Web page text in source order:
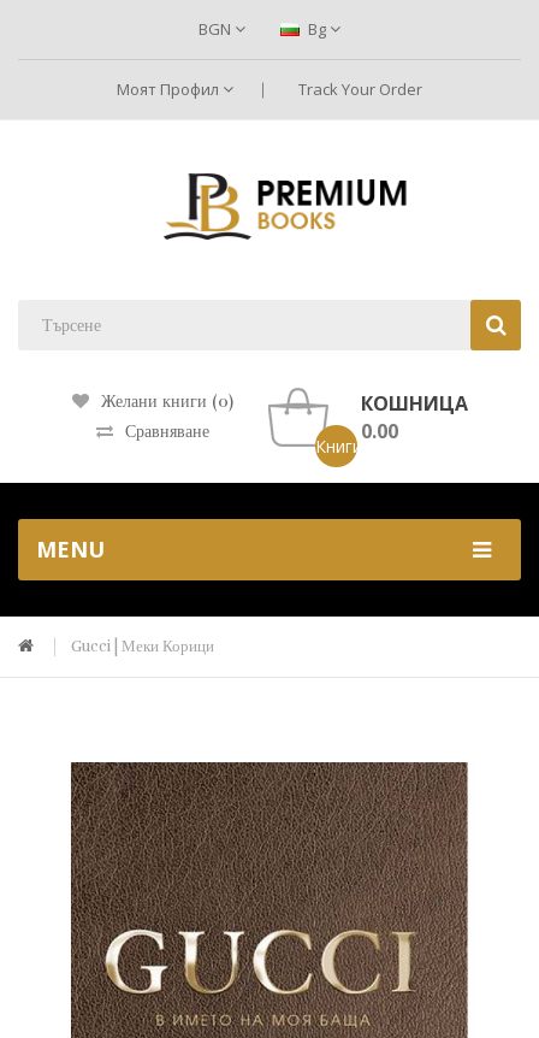
BGN Bg
Моят Профил Track Your Order
Желани книги (0)
Сравняване
Книги: 0 ()
КОШНИЦА
0.00
MENU
Gucci | Меки Корици